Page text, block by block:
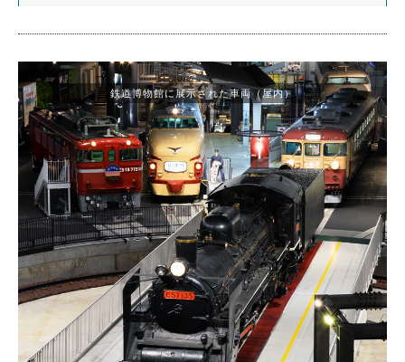
鉄道博物館に展示された車両（屋内）